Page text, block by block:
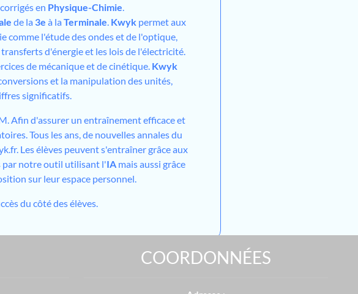
en Physique-Chimie
de la 3e à la Terminale Kwykpermet aux
comme l'étude des ondes et de l'optique,
d'énergie et les lois de l'électricité.
de mécanique et de cinétique. Kwyk
et la manipulation des unités,
significatifs.
Afin d'assurer un entraînement efficace et
Tous les ans, de nouvelles annales du
Les élèves peuvent s'entraîner grâce aux
par notre outil utilisant l'IA mais aussi grâce
sur leur espace personnel.
du côté des élèves.
COORDONNÉES